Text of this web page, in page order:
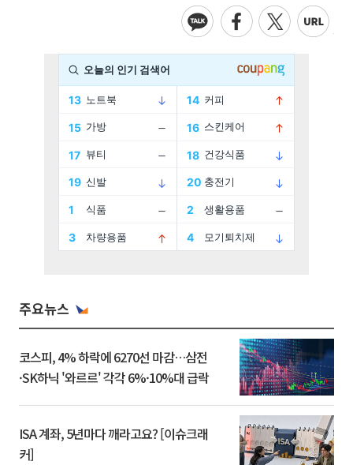
주요뉴스
코스피, 4% 하락에 6270선 마감…삼전
·SK하닉 '와르르' 각각 6%·10%대 급락
ISA 계좌, 5년마다 깨라고요? [이슈크래
커]